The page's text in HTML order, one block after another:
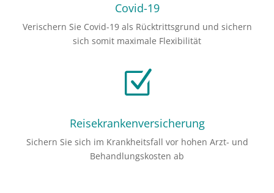
Covid-19
Verischern Sie Covid-19 als Rücktrittsgrund und sichern
sich somit maximale Flexibilität
Z
Reisekrankenversicherung
Sichern Sie sich im Krankheitsfall vor hohen Arzt- und
Behandlungskosten ab